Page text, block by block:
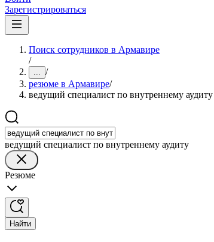
Зарегистрироваться
Поиск сотрудников в Армавире
/
... /
резюме в Армавире/
ведущий специалист по внутреннему аудиту
ведущий специалист по внутреннему аудиту
Резюме
Найти